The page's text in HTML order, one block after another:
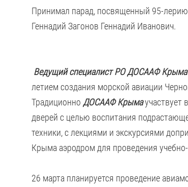
Принимал парад, посвященный 95-
Геннадий Загонов Геннадий Иванович.
Ведущий специалист РО ДОСААФ Крыма
летием создания морской авиации
Традиционно ДОСААФ Крымаучаствует
дверей с целью воспитания
техники, с лекциями и экскурсиями
Крыма аэродром для проведения
26 марта планируется проведение